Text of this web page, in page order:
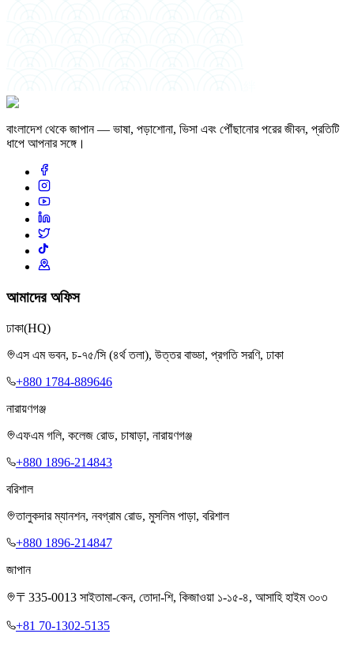
বাংলাদেশ থেকে জাপান — ভাষা, পড়াশোনা, ভিসা এবং পৌঁছানোর পরের জীবন, প্রতিটি
ধাপে আপনার সঙ্গে।
আমাদের অফিস
ঢাকা(HQ)
এস এম ভবন, চ-৭৫/সি (৪র্থ তলা), উত্তর বাড্ডা, প্রগতি সরণি, ঢাকা
+880 1784-889646
নারায়ণগঞ্জ
এফএম গলি, কলেজ রোড, চাষাড়া, নারায়ণগঞ্জ
+880 1896-214843
বরিশাল
তালুকদার ম্যানশন, নবগ্রাম রোড, মুসলিম পাড়া, বরিশাল
+880 1896-214847
জাপান
〒335-0013 সাইতামা-কেন, তোদা-শি, কিজাওয়া ১-১৫-৪, আসাহি হাইম ৩০৩
+81 70-1302-5135